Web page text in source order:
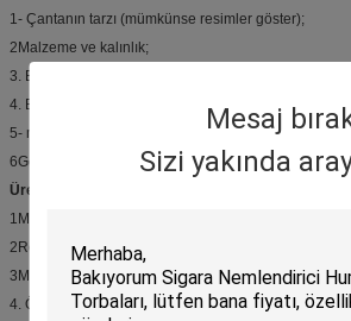
Mesaj
Sizi yakında
1- Çantanın tarzı (mümkünse resimler göster);
2Malzeme ve kalınlık;
3. Boyut;
4. Baskı ((tasarıma);
5- miktarı;
6Gerekli diğer aksesuarlar veya detaylar;
Üretim süreci:
1Müşteri tasarım/sanatlar sağlar.
2Ressamları onaylamak için göndeririz.
3Müşteri boyutu, renkleri, detayları kontrol ettikten
4. Örnekleri yapıyoruz (gerekirse);